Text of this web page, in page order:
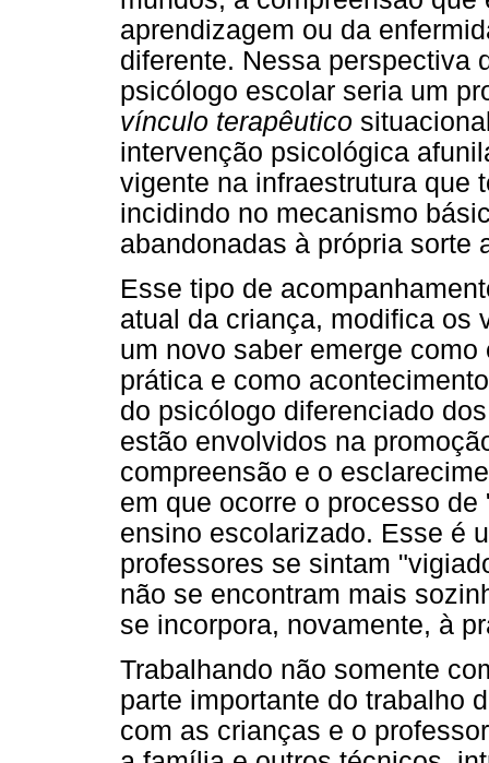
aprendizagem ou da
diferente. Nessa perspectiva
psicólogo escolar seria um
vínculo terapêutico
intervenção psicológica
vigente na infraestrutura que
incidindo no mecanismo
abandonadas à própria sorte
Esse tipo de
atual da criança, modifica os
um novo saber emerge
prática e como
do psicólogo diferenciado
estão envolvidos na
compreensão e o
em que ocorre o processo
ensino escolarizado. Esse é
professores se sintam
não se encontram mais
se incorpora, novamente, à
Trabalhando não somente
parte importante do trabalho
com as crianças e o